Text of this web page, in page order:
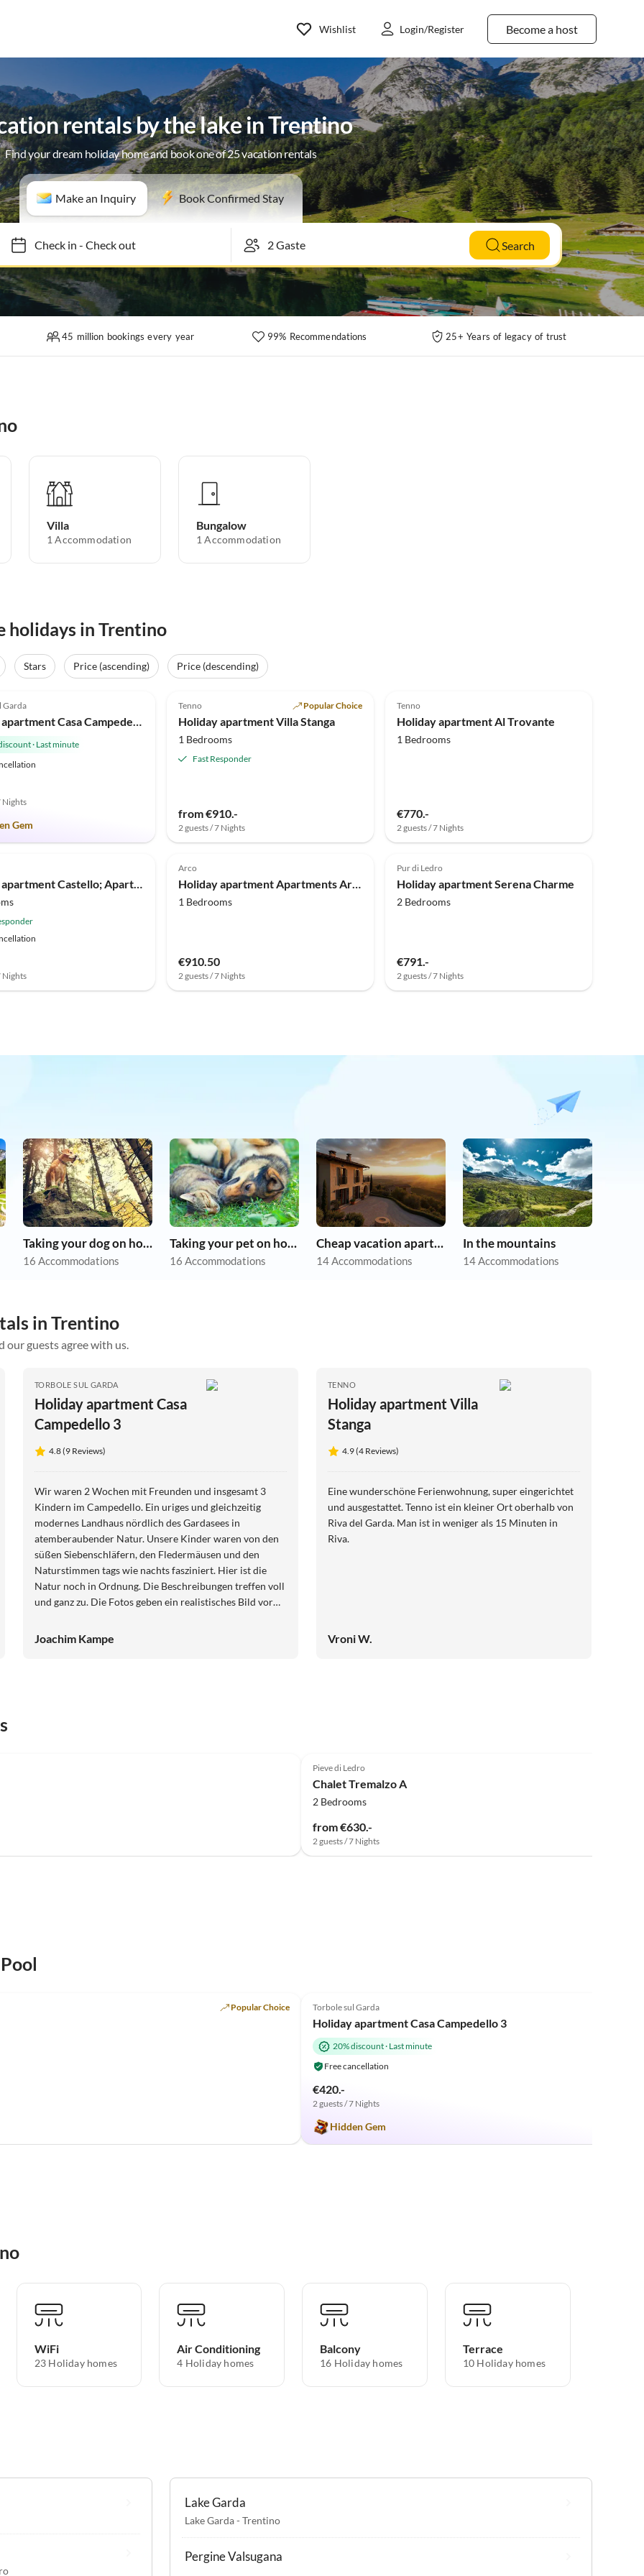
Become a host
Wishlist Login/Register
rentals by the lake in Trentino
Find your dream holiday home and book one of 25 vacation rentals
Make an Inquiry Book Confirmed Stay
Check in- Check out Search
45 million bookings every year 99% Recommendations 25+ Years of legacy of trust
Villa
1 Accommodation
Bungalow
1 Accommodation
holidays in Trentino
Stars Price (ascending) Price (descending)
Garda
Holiday apartment Casa Campedello 3
· Last minute
Nights
Gem
Tenno Popular Choice
Holiday apartment Villa Stanga
1 Bedrooms
Fast Responder
from €910.-
2 guests / 7 Nights
Tenno
Holiday apartment Al Trovante
1 Bedrooms
€770.-
2 guests / 7 Nights
Holiday apartment Castello; Apartments Arco in the center
Nights
Arco
Holiday apartment Apartments Arco in Centro
1 Bedrooms
€910.50
2 guests / 7 Nights
Pur di Ledro
Holiday apartment Serena Charme
2 Bedrooms
€791.-
2 guests / 7 Nights
Taking your dog on holiday
16 Accommodations
Taking your pet on holiday
16 Accommodations
Cheap vacation apartments
14 Accommodations
In the mountains
14 Accommodations
in Trentino
our guests agree with us.
TORBOLE SUL GARDA
Holiday apartment Casa
Campedello 3
4.8 (9 Reviews)
Wir waren 2 Wochen mit Freunden und insgesamt 3
Kindern im Campedello. Ein uriges und gleichzeitig
modernes Landhaus nördlich des Gardasees in
atemberaubender Natur. Unsere Kinder waren von den
süßen Siebenschläfern, den Fledermäusen und den
Naturstimmen tags wie nachts fasziniert. Hier ist die
Natur noch in Ordnung. Die Beschreibungen treffen voll
und ganz zu. Die Fotos geben ein realistisches Bild vor
Gastgeberin, kinderzugewandt, unkompliziert, einfach
perfekt. Der Garten ist eine Oase der Ruhe mit
Joachim Kampe
TENNO
Holiday apartment Villa
Stanga
4.9 (4 Reviews)
Eine wunderschöne Ferienwohnung, super eingerichtet
und ausgestattet. Tenno ist ein kleiner Ort oberhalb von
Riva del Garda. Man ist in weniger als 15 Minuten in
Riva.
Vroni W.
Pieve di Ledro
Chalet Tremalzo A
2 Bedrooms
from €630.-
2 guests / 7 Nights
Popular Choice Torbole sul Garda
Holiday apartment Casa Campedello 3
20% discount· Last minute
Free cancellation
€420.-
2 guests / 7 Nights
Hidden Gem
WiFi
23 Holiday homes
Air Conditioning
4 Holiday homes
Balcony
16 Holiday homes
Terrace
10 Holiday homes
Lake Garda
Lake Garda - Trentino
Pergine Valsugana